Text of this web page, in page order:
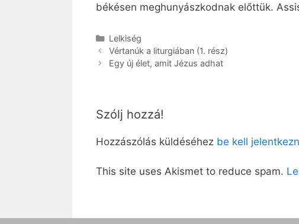
békésen meghunyászkodnak előttük.
Kategória
Lelkiség
Vértanúk a liturgiában (1. rész)
Egy új élet, amit Jézus adhat
Szólj hozzá!
Hozzászólás küldéséhez be kell
This site uses Akismet to reduce spam.